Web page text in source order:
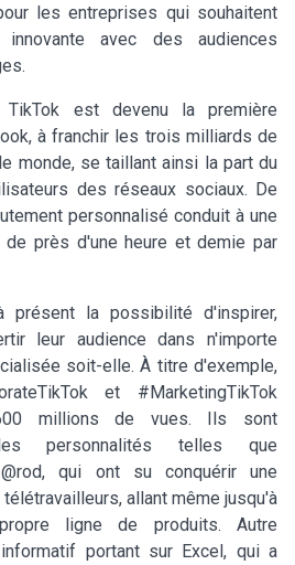
les entreprises qui souhaitent
avec des audiences
TikTok est devenu la première
à franchir les trois milliards de
monde, se taillant ainsi la part du
des réseaux sociaux. De
personnalisé conduit à une
de près d'une heure et demie par
présent la possibilité d'inspirer,
leur audience dans n'importe
soit-elle. À titre d'exemple,
et #MarketingTikTok
millions de vues. Ils sont
personnalités telles que
qui ont su conquérir une
allant même jusqu'à
ligne de produits. Autre
portant sur Excel, qui a